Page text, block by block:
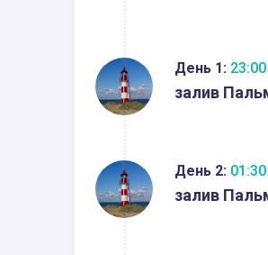
День 1: 23:00
залив
День 2: 01:30
залив